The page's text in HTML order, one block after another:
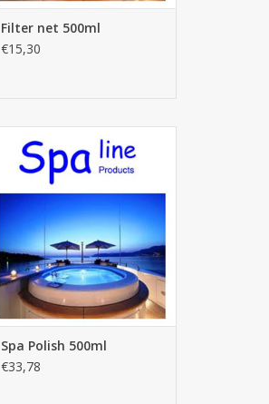
Filter net 500ml
€15,30
AJOUTER AU PANIER
Spa Polish 500ml
€33,78